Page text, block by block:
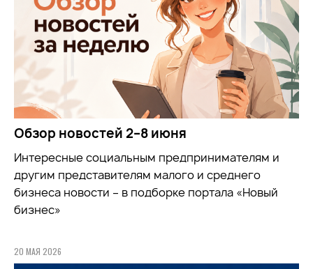
Обзор новостей 2–8 июня
Интересные социальным предпринимателям и
другим представителям малого и среднего
бизнеса новости – в подборке портала «Новый
бизнес»
20 МАЯ 2026